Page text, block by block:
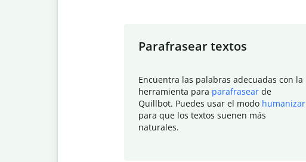
Parafrasear textos
Encuentra las palabras adecuadas con la
herramienta para parafrasear de
Quillbot. Puedes usar el modo humanizar
para que los textos suenen más
naturales.